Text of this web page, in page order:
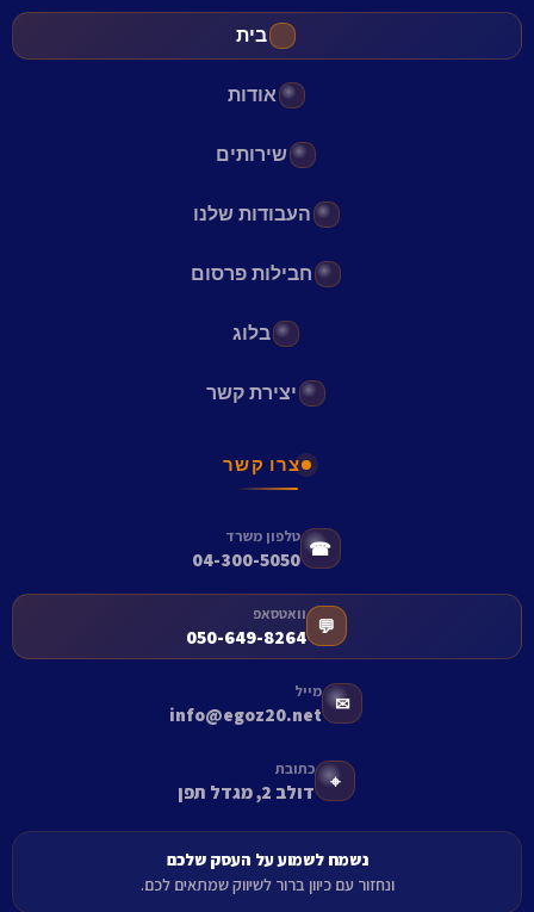
בית
אודות
שירותים
העבודות שלנו
חבילות פרסום
בלוג
יצירת קשר
צרו קשר
☎
טלפון משרד
04-300-5050
💬
וואטסאפ
050-649-8264
✉
מייל
info@egoz20.net
⌖
כתובת
דולב 2, מגדל תפן
נשמח לשמוע על העסק שלכם
ונחזור עם כיוון ברור לשיווק שמתאים לכם.